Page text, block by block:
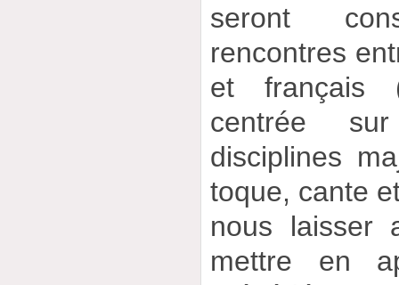
seront
rencontres
et français
centrée
disciplines
toque, cante
nous laisser
mettre en